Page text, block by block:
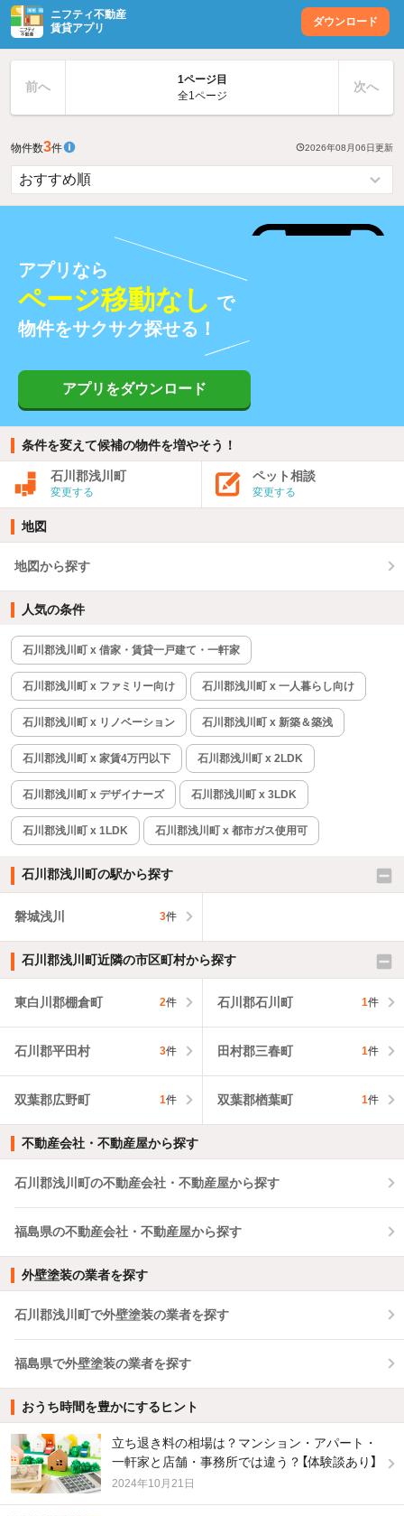
ニフティ不動産
賃貸アプリ
ダウンロード
前へ
1ページ目
全1ページ
次へ
物件数3件 2026年08月06日更新
アプリなら
ページ移動なし で
物件をサクサク探せる！
アプリをダウンロード
条件を変えて候補の物件を増やそう！
石川郡浅川町
変更する
ペット相談
変更する
地図
地図から探す
人気の条件
石川郡浅川町 x 借家・賃貸一戸建て・一軒家
石川郡浅川町 x ファミリー向け 石川郡浅川町 x 一人暮らし向け
石川郡浅川町 x リノベーション 石川郡浅川町 x 新築＆築浅
石川郡浅川町 x 家賃4万円以下 石川郡浅川町 x 2LDK
石川郡浅川町 x デザイナーズ 石川郡浅川町 x 3LDK
石川郡浅川町 x 1LDK 石川郡浅川町 x 都市ガス使用可
石川郡浅川町の駅から探す
磐城浅川 3件
石川郡浅川町近隣の市区町村から探す
東白川郡棚倉町 2件 石川郡石川町 1件
石川郡平田村 3件 田村郡三春町 1件
双葉郡広野町 1件 双葉郡楢葉町 1件
不動産会社・不動産屋から探す
石川郡浅川町の不動産会社・不動産屋から探す
福島県の不動産会社・不動産屋から探す
外壁塗装の業者を探す
石川郡浅川町で外壁塗装の業者を探す
福島県で外壁塗装の業者を探す
おうち時間を豊かにするヒント
立ち退き料の相場は？マンション・アパート・
一軒家と店舗・事務所では違う？【体験談あり】
2024年10月21日